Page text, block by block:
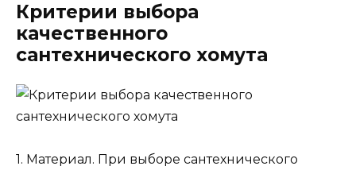
Критерии выбора
качественного
сантехнического хомута
1. Материал. При выборе сантехнического